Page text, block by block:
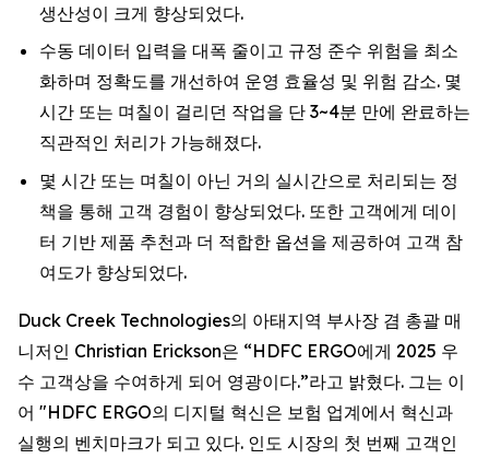
생산성이 크게 향상되었다.
수동 데이터 입력을 대폭 줄이고 규정 준수 위험을 최소
화하며 정확도를 개선하여 운영 효율성 및 위험 감소. 몇
시간 또는 며칠이 걸리던 작업을 단 3~4분 만에 완료하는
직관적인 처리가 가능해졌다.
몇 시간 또는 며칠이 아닌 거의 실시간으로 처리되는 정
책을 통해 고객 경험이 향상되었다. 또한 고객에게 데이
터 기반 제품 추천과 더 적합한 옵션을 제공하여 고객 참
여도가 향상되었다.
Duck Creek Technologies의 아태지역 부사장 겸 총괄 매
니저인 Christian Erickson은 “HDFC ERGO에게 2025 우
수 고객상을 수여하게 되어 영광이다.”라고 밝혔다. 그는 이
어 "HDFC ERGO의 디지털 혁신은 보험 업계에서 혁신과
실행의 벤치마크가 되고 있다. 인도 시장의 첫 번째 고객인